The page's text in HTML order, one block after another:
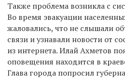
Также проблема возникла с
Во время эвакуации
жаловались, что не слышали
связи и узнавали новости от
из интернета. Илай Ахметов
оповещения находится в
Глава города попросил